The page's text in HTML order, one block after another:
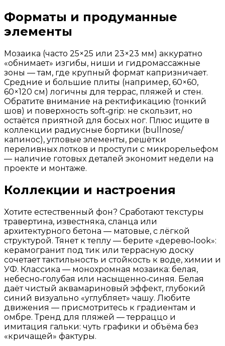
Форматы и продуманные
элементы
Мозаика (часто 25×25 или 23×23 мм) аккуратно
«обнимает» изгибы, ниши и гидромассажные
зоны — там, где крупный формат капризничает.
Средние и большие плиты (например, 60×60,
60×120 см) логичны для террас, пляжей и стен.
Обратите внимание на ректификацию (тонкий
шов) и поверхность soft‑grip: не скользит, но
остаётся приятной для босых ног. Плюс ищите в
коллекции радиусные бортики (bullnose/
капинос), угловые элементы, решётки
переливных лотков и проступи с микрорельефом
— наличие готовых деталей экономит недели на
проекте и монтаже.
Коллекции и настроения
Хотите естественный фон? Сработают текстуры
травертина, известняка, сланца или
архитектурного бетона — матовые, с лёгкой
структурой. Тянет к теплу — берите «дерево‑look»:
керамогранит под тик или террасную доску
сочетает тактильность и стойкость к воде, химии и
УФ. Классика — монохромная мозаика: белая,
небесно‑голубая или насыщенно‑синяя. Белая
даёт чистый аквамариновый эффект, глубокий
синий визуально «углубляет» чашу. Любите
движения — присмотритесь к градиентам и
омбре. Тренд для пляжей — терраццо и
имитация гальки: чуть графики и объёма без
«кричащей» фактуры.